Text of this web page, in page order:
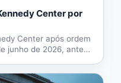
Center por
Center após ordem
junho de 2026, antes